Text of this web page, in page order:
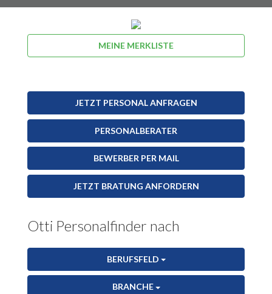
MEINE MERKLISTE
JETZT PERSONAL ANFRAGEN
PERSONALBERATER
BEWERBER PER MAIL
JETZT BRATUNG ANFORDERN
Otti Personalfinder nach
BERUFSFELD
BRANCHE